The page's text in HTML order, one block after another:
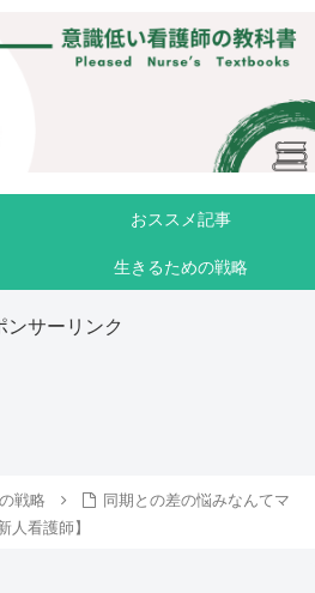
おススメ記事
生きるための戦略
ンサーリンク
戦略
同期との差の悩みなんてマ
人看護師】